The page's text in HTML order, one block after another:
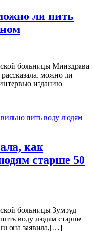
ли пить
больницы Минздрава
можно ли
изданию
как
старше 50
больницы Зумруд
воду людям старше
она заявила,[…]